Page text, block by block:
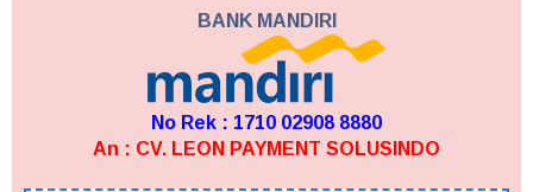
BANK MANDIRI
No Rek : 1710 02908 8880
An : CV. LEON PAYMENT SOLUSINDO